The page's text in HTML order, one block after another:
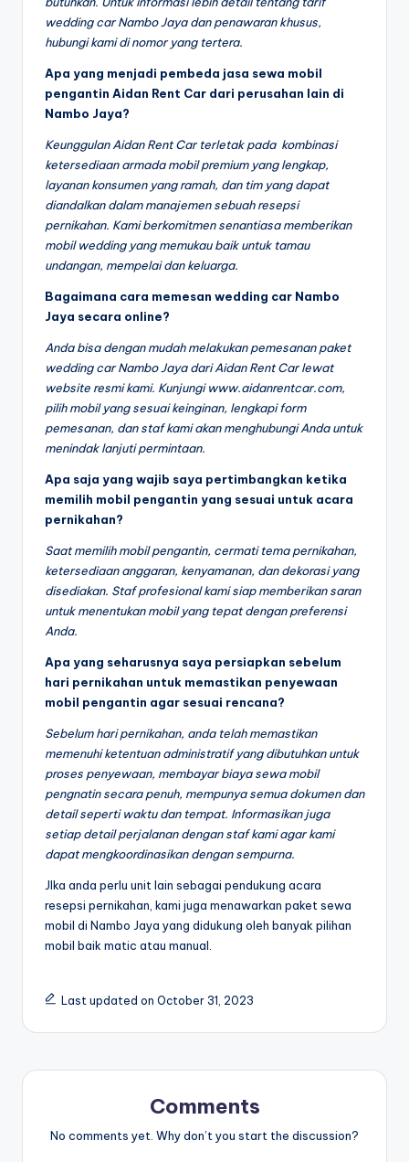
wedding car Nambo Jaya dan penawaran khusus,
hubungi kami di nomor yang tertera.
Apa yang menjadi pembeda jasa sewa mobil
pengantin Aidan Rent Car dari perusahan lain di
Nambo Jaya?
Keunggulan Aidan Rent Car terletak pada kombinasi
ketersediaan armada mobil premium yang lengkap,
layanan konsumen yang ramah, dan tim yang dapat
diandalkan dalam manajemen sebuah resepsi
pernikahan. Kami berkomitmen senantiasa memberikan
mobil wedding yang memukau baik untuk tamau
undangan, mempelai dan keluarga.
Bagaimana cara memesan wedding car Nambo
Jaya secara online?
Anda bisa dengan mudah melakukan pemesanan paket
wedding car Nambo Jaya dari Aidan Rent Car lewat
website resmi kami. Kunjungi www.aidanrentcar.com,
pilih mobil yang sesuai keinginan, lengkapi form
pemesanan, dan staf kami akan menghubungi Anda untuk
menindak lanjuti permintaan.
Apa saja yang wajib saya pertimbangkan ketika
memilih mobil pengantin yang sesuai untuk acara
pernikahan?
Saat memilih mobil pengantin, cermati tema pernikahan,
ketersediaan anggaran, kenyamanan, dan dekorasi yang
disediakan. Staf profesional kami siap memberikan saran
untuk menentukan mobil yang tepat dengan preferensi
Anda.
Apa yang seharusnya saya persiapkan sebelum
hari pernikahan untuk memastikan penyewaan
mobil pengantin agar sesuai rencana?
Sebelum hari pernikahan, anda telah memastikan
memenuhi ketentuan administratif yang dibutuhkan untuk
proses penyewaan, membayar biaya sewa mobil
pengnatin secara penuh, mempunya semua dokumen dan
detail seperti waktu dan tempat. Informasikan juga
setiap detail perjalanan dengan staf kami agar kami
dapat mengkoordinasikan dengan sempurna.
JIka anda perlu unit lain sebagai pendukung acara
resepsi pernikahan, kami juga menawarkan paket sewa
mobil di Nambo Jaya yang didukung oleh banyak pilihan
mobil baik matic atau manual.
Last updated on October 31, 2023
Comments
No comments yet. Why don’t you start the discussion?